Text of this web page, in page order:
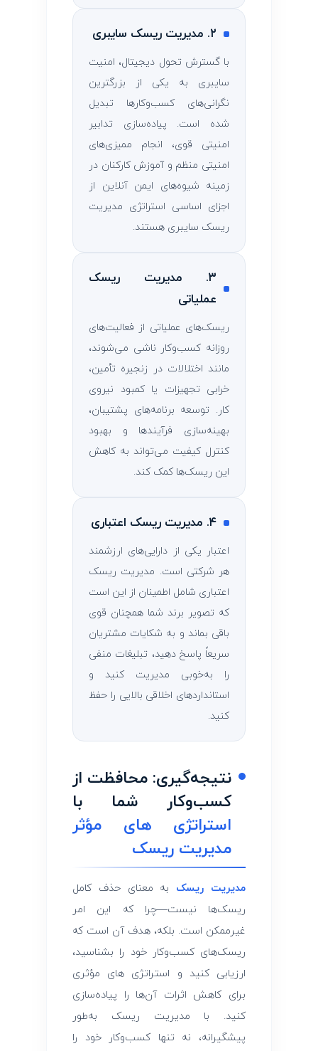
۲. مدیریت ریسک سایبری
با گسترش تحول دیجیتال، امنیت
سایبری به یکی از بزرگترین
نگرانی‌های کسب‌وکارها تبدیل
شده است. پیاده‌سازی تدابیر
امنیتی قوی، انجام ممیزی‌های
امنیتی منظم و آموزش کارکنان در
زمینه شیوه‌های ایمن آنلاین از
اجزای اساسی استراتژی مدیریت
ریسک سایبری هستند.
۳. مدیریت ریسک
عملیاتی
ریسک‌های عملیاتی از فعالیت‌های
روزانه کسب‌وکار ناشی می‌شوند،
مانند اختلالات در زنجیره تأمین،
خرابی تجهیزات یا کمبود نیروی
کار. توسعه برنامه‌های پشتیبان،
بهینه‌سازی فرآیندها و بهبود
کنترل کیفیت می‌تواند به کاهش
این ریسک‌ها کمک کند.
۴. مدیریت ریسک اعتباری
اعتبار یکی از دارایی‌های ارزشمند
هر شرکتی است. مدیریت ریسک
اعتباری شامل اطمینان از این است
که تصویر برند شما همچنان قوی
باقی بماند و به شکایات مشتریان
سریعاً پاسخ دهید، تبلیغات منفی
را به‌خوبی مدیریت کنید و
استانداردهای اخلاقی بالایی را حفظ
کنید.
نتیجه‌گیری: محافظت از
کسب‌وکار شما با
استراتژی‌ های مؤثر
مدیریت ریسک
مدیریت ریسک به معنای حذف کامل
ریسک‌ها نیست—چرا که این امر
غیرممکن است. بلکه، هدف آن است که
ریسک‌های کسب‌وکار خود را بشناسید،
ارزیابی کنید و استراتژی‌ های مؤثری
برای کاهش اثرات آن‌ها را پیاده‌سازی
کنید. با مدیریت ریسک به‌طور
پیشگیرانه، نه تنها کسب‌وکار خود را